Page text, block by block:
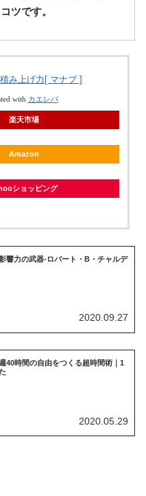
ツです。
み上げ力[ マナブ ]
with カエレバ
楽天市場
Amazon
ショッピング
響力の武器-ロバート・B・チャルデ
2020.09.27
40時間の自由をつくる超時間術｜1
2020.05.29